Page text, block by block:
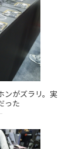
ンがズラリ。実
った